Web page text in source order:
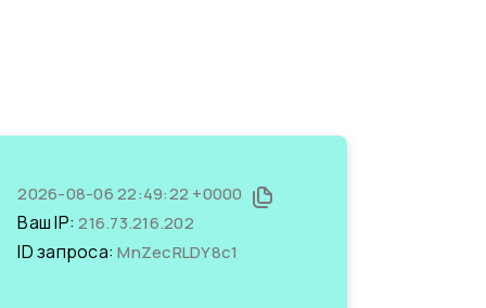
2026-08-06 22:49:22 +0000
Ваш IP:216.73.216.202
ID запроса:MnZecRLDY8c1